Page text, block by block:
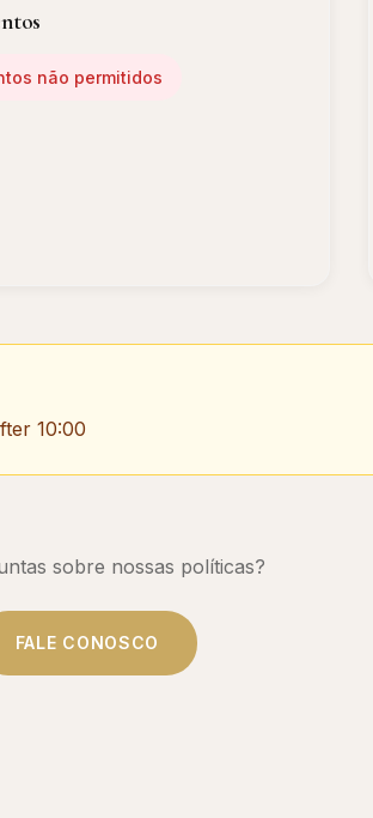
não permitidos
10:00
sobre nossas políticas?
FALE CONOSCO